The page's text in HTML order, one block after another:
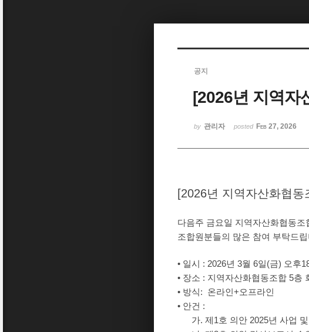
공지
[2026년 지역자
by 관리자 posted Feb 27, 2026
[2026년 지역자산화협동
다음주 금요일 지역자산화협동
조합원분들의 많은 참여 부탁드
• 일시 : 2026년 3월 6일(금) 오후
• 장소 : 지역자산화협동조합 5층
• 방식: 온라인+오프라인
• 안건 :
가. 제1호 의안 2025년 사업 및
Sketchbook5, 스케치북5
Sketchbook5, 스케치북5